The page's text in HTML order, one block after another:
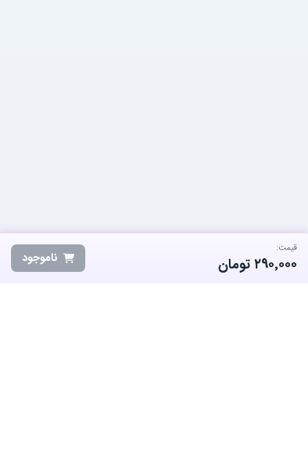
قیمت:
۲۹۰٬۰۰۰تومان ناموجود